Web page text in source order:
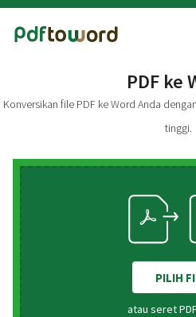
PDF ke
Konversikan file PDF ke Word Anda
tinggi.
PILIH
atau seret